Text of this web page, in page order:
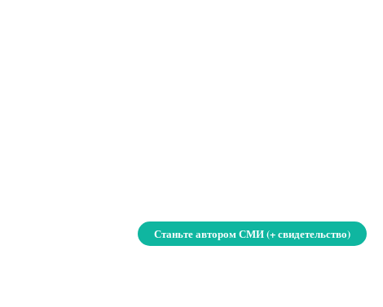
Станьте автором СМИ (+ свидетельство)